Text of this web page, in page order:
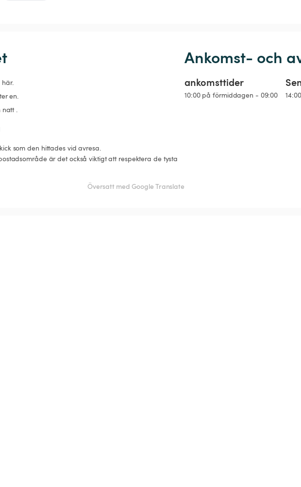
en.
natt .
Ankomst- och
ankomsttider
10:00 på förmiddagen - 09:00
som den hittades vid avresa.
Översatt med Google Translate